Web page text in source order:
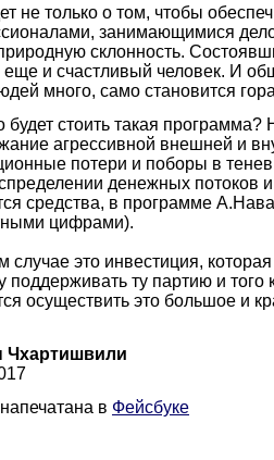
не только о том, чтобы
занимающимися
склонность.
и счастливый человек. И
много, само становится
будет стоить такая
агрессивной внешней и
потери и поборы в
денежных потоков и
средства, в программе
цифрами).
случае это инвестиция,
поддерживать ту партию и того
осуществить это большое и
Чхартишвили
в Фейсбуке